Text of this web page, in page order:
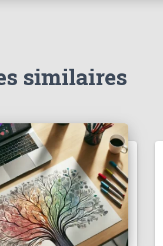
similaires